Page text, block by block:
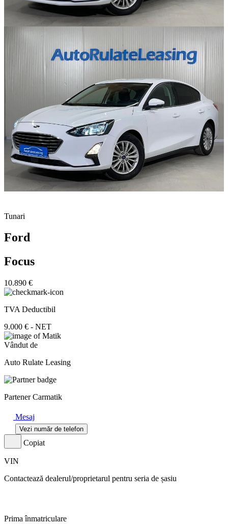
Tunari
Ford
Focus
10.890 €
TVA Deductibil
9.000 € - NET
Vândut de
Auto Rulate Leasing
Partener Carmatik
Mesaj
Vezi număr de telefon
Copiat
VIN
Contactează dealerul/proprietarul pentru seria de șasiu
Prima înmatriculare